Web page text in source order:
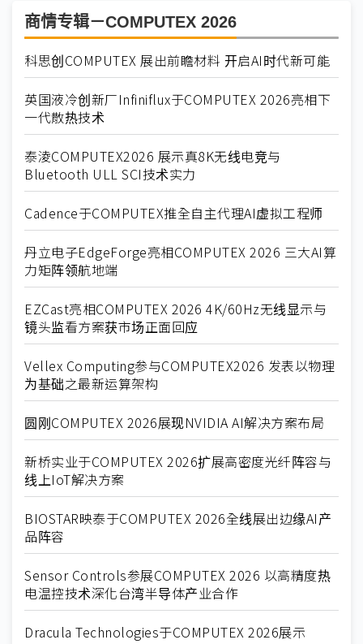
商情专辑－COMPUTEX 2026
科思创COMPUTEX 展出前瞻材料 开启AI时代新可能
英国液冷创新厂Infiniflux于COMPUTEX 2026亮相下
一代散热技术
泰淩COMPUTEX2026 展示真8K无线电竞与
Bluetooth ULL SCI技术实力
Cadence于COMPUTEX推全自主代理AI虚拟工程师
丹立电子EdgeForge亮相COMPUTEX 2026 三大AI算
力矩阵领航地端
EZCast亮相COMPUTEX 2026 4K/60Hz无线显示与
镜头监看方案获市场正面回应
Vellex Computing参与COMPUTEX2026 发表以物理
为基础之最新运算架构
圆刚COMPUTEX 2026展现NVIDIA AI解决方案布局
新桥实业于COMPUTEX 2026扩展高密度光纤阵容与
线上IoT解决方案
BIOSTAR映泰于COMPUTEX 2026全线展出边缘AI产
品阵容
Sensor Controls参展COMPUTEX 2026 以高精度热
电温控技术深化台湾半导体产业合作
Dracula Technologies于COMPUTEX 2026展示